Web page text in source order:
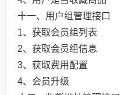
十一、用户组管理接口
1、获取会员组列表
2、获取会员组信息
3、获取费用配置
4、会员升级